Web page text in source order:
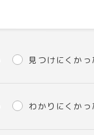
見つけにくかっ
わかりにくかっ